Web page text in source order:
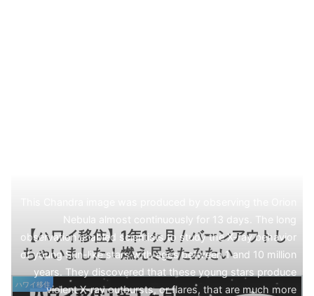
【ハワイ移住】1年1ヶ月 / バーンアウトし
ちゃいました！燃え尽きたみたい
ハワイ移住
Nebula almost continuously for 13 days. The long
observation enabled scientists to study the X-ray behavior
of young Sun-like stars with ages between 1 and 10 million
years. They discovered that these young stars produce
violent X-ray outbursts, or flares, that are much more